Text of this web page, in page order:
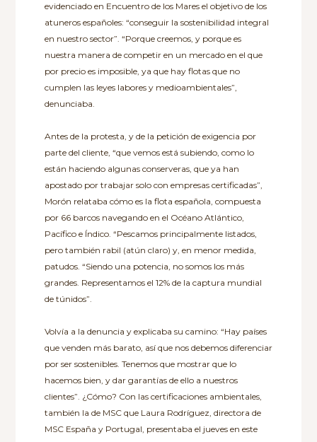
evidenciado en Encuentro de los Mares el objetivo de los
atuneros españoles: “conseguir la sostenibilidad integral
en nuestro sector”. “Porque creemos, y porque es
nuestra manera de competir en un mercado en el que
por precio es imposible, ya que hay flotas que no
cumplen las leyes labores y medioambientales”,
denunciaba.
Antes de la protesta, y de la petición de exigencia por
parte del cliente, “que vemos está subiendo, como lo
están haciendo algunas conserveras, que ya han
apostado por trabajar solo con empresas certificadas”,
Morón relataba cómo es la flota española, compuesta
por 66 barcos navegando en el Océano Atlántico,
Pacífico e Índico. “Pescamos principalmente listados,
pero también rabil (atún claro) y, en menor medida,
patudos. “Siendo una potencia, no somos los más
grandes. Representamos el 12% de la captura mundial
de túnidos”.
Volvía a la denuncia y explicaba su camino: “Hay países
que venden más barato, así que nos debemos diferenciar
por ser sostenibles. Tenemos que mostrar que lo
hacemos bien, y dar garantías de ello a nuestros
clientes”. ¿Cómo? Con las certificaciones ambientales,
también la de MSC que Laura Rodríguez, directora de
MSC España y Portugal, presentaba el jueves en este